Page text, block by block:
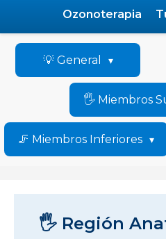
Ozonoterapia
💡 General
🖐️ Miembros
🦵 Miembros Inferiores
🖐 Región